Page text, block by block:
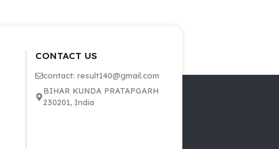
CONTACT US
contact: result140@gmail.com
BIHAR KUNDA PRATAPGARH
230201, India